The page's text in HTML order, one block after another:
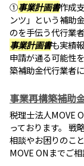
①事業計画書作成
ンツ」という補助
のを手伝う代行業
事業計画書も実績
申請が通る可能性
築補助金代行業者
事業再構築補助
税理士法人MOVE
っております。 戦
相談やお困りのこ
MOVE ONまでご相